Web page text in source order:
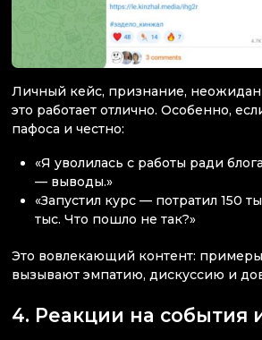
Личный кейс, признание,
это работает отлично. Особенно,
пафоса и честно:
«Я уволилась с работы ради
— выводы.»
«Запустил курс — потратил 150
тыс. Что пошло не так?»
Это вовлекающий контент:
вызывают эмпатию, дискуссию и
4. Реакции на события